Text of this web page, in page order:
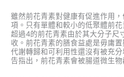
雖然前花青素對健康有促進作用
項。只有單體和較小的低聚體前
超過4的前花青素由於其大分子尺
收。前花青素的膳食益處是毋庸
代謝轉歸和可利用性還沒有被充
告指出，前花青素會被腸道微生